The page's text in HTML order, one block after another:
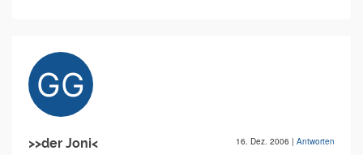
>>der Joni< 16. Dez. 2006 | Antworten